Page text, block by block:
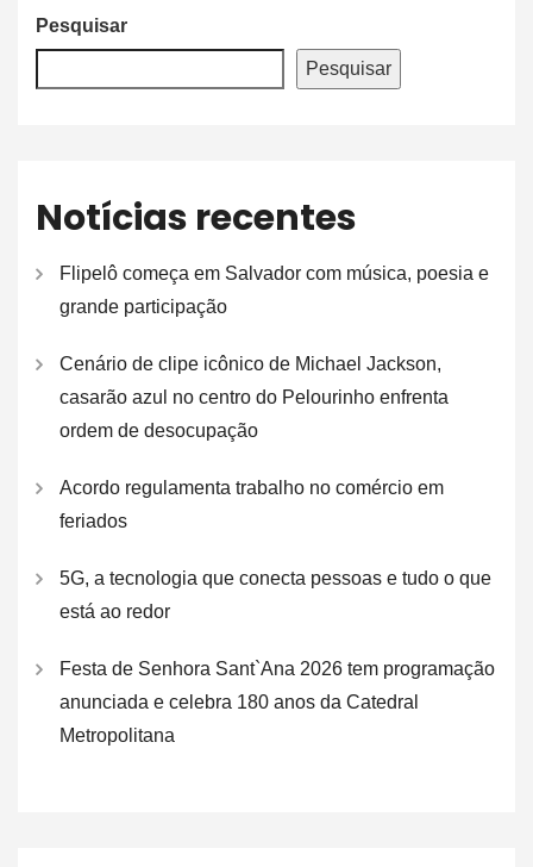
Pesquisar
Pesquisar
Notícias recentes
Flipelô começa em Salvador com música, poesia e
grande participação
Cenário de clipe icônico de Michael Jackson,
casarão azul no centro do Pelourinho enfrenta
ordem de desocupação
Acordo regulamenta trabalho no comércio em
feriados
5G, a tecnologia que conecta pessoas e tudo o que
está ao redor
Festa de Senhora Sant`Ana 2026 tem programação
anunciada e celebra 180 anos da Catedral
Metropolitana